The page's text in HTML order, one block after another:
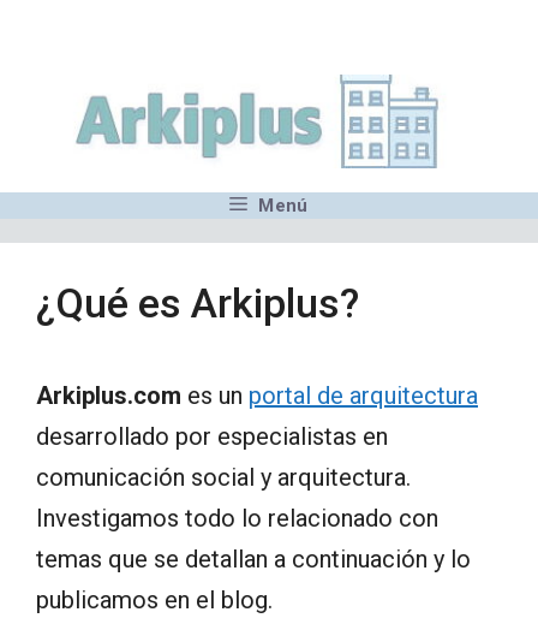
contenido
Menú
¿Qué es Arkiplus?
Arkiplus.com es un portal de arquitectura
desarrollado por especialistas en
comunicación social y arquitectura.
Investigamos todo lo relacionado con
temas que se detallan a continuación y lo
publicamos en el blog.